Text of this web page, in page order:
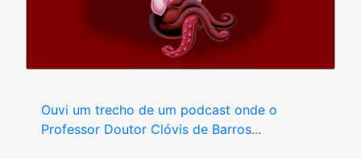
Ouvi um trecho de um podcast onde o
Professor Doutor Clóvis de Barros...